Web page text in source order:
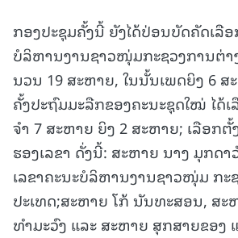
ກອງປະຊຸມຄັ້ງນີ້ ຍັງໄດ້ປ່ອນບັດຄັດເລືອ
ບໍລິຫານງານຊາວໜຸ່ມກະຊວງການຕ່າ
ນວນ 19 ສະຫາຍ, ໃນນັ້ນເພດຍິງ 6 ສ
ຄັ້ງປະຖົມມະລືກຂອງຄະນະຊຸດໃໝ່ ໄດ້ເ
ຈໍາ 7 ສະຫາຍ ຍິງ 2 ສະຫາຍ; ເລືອກຕັ້
ຮອງເລຂາ ດັ່ງນີ້: ສະຫາຍ ນາງ ມຸກດ
ເລຂາຄະນະບໍລິຫານງານຊາວໜຸ່ມ ກະ
ປະເທດ;ສະຫາຍ ໂກ້ ນັນທະສອນ, ສະ
ທໍາມະວົງ ແລະ ສະຫາຍ ສຸກສາຍຂອງ